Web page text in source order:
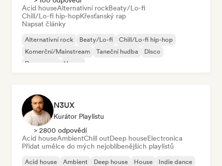
Acid houseAlternativní rockBeaty/Lo-fi
Chill/Lo-fi hip-hopKřesťanský rap
Napsat články
Alternativní rock Beaty/Lo-fi
Chill/Lo-fi hip-hop
Komerční/Mainstream
Taneční hudba
Disco
Dream pop
House
N3UX
Kurátor Playlistu
> 2800 odpovědí
Acid houseAmbientChill outDeep houseElectronica
Přidat umělce do mých nejoblíbenějších playlistů
Acid house Ambient Deep house House
Indie dance